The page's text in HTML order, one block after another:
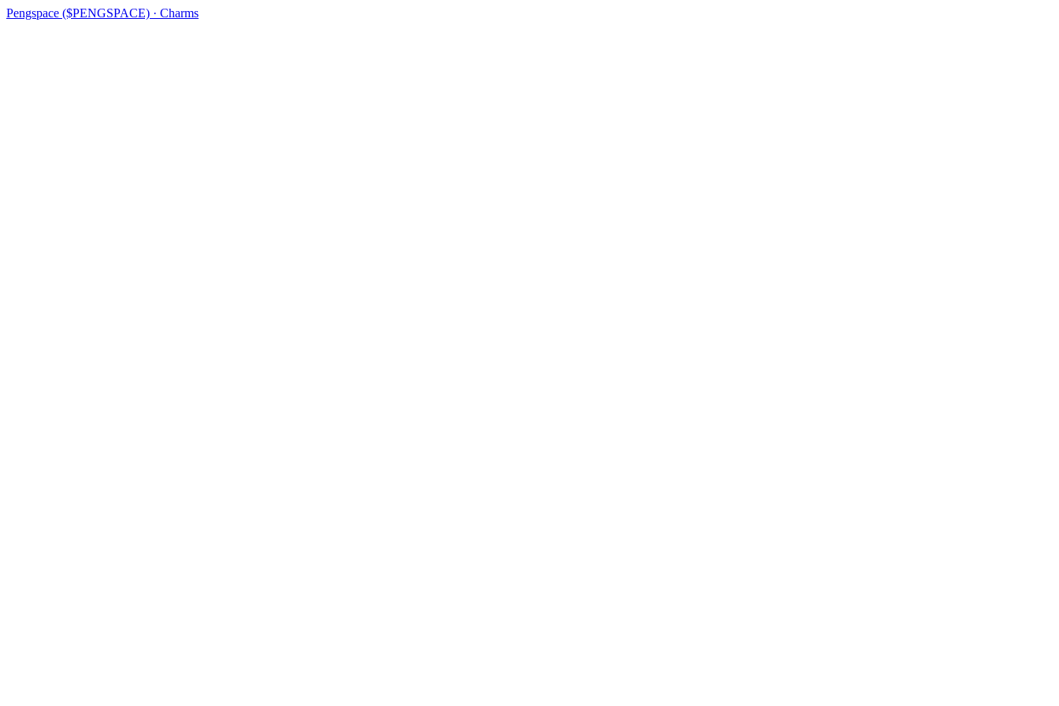
Pengspace ($PENGSPACE) · Charms